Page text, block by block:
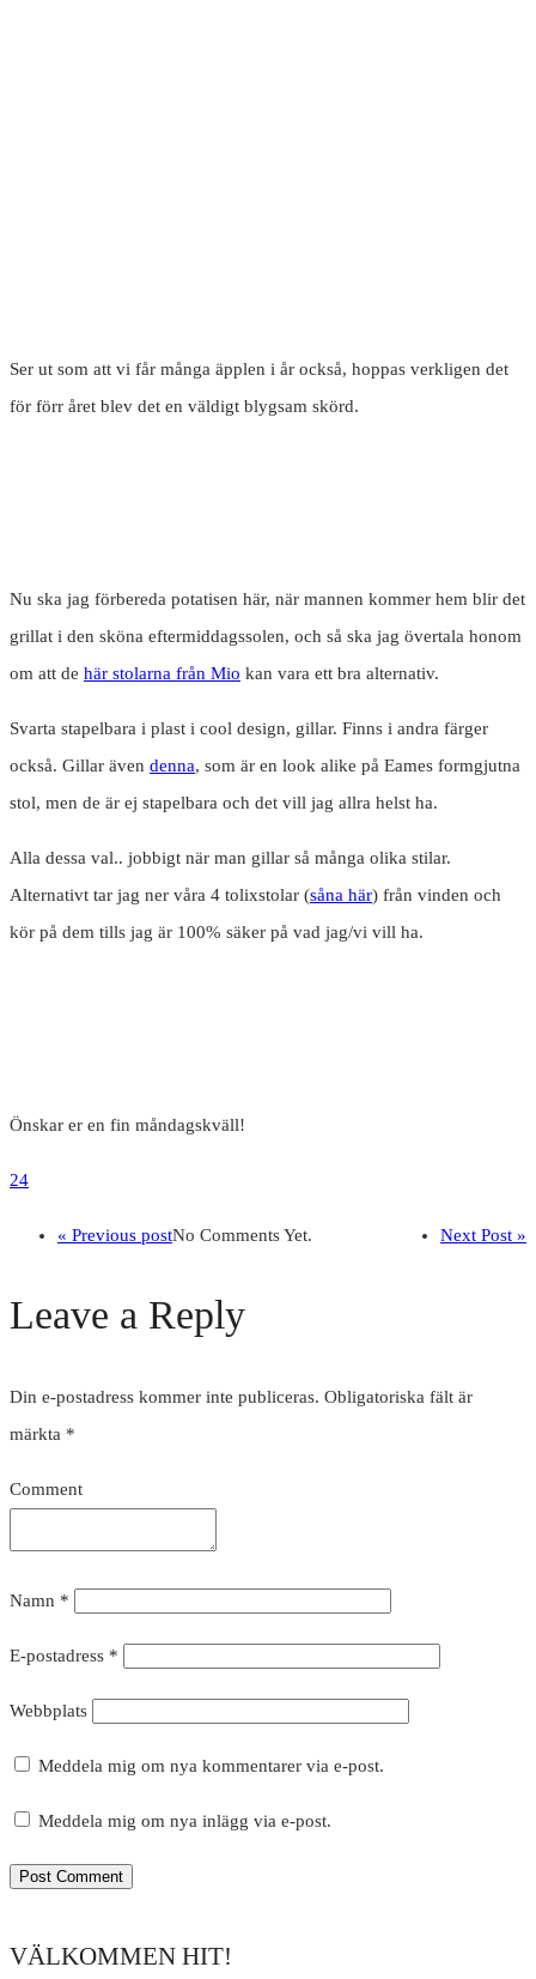
Ser ut som att vi får många äpplen i år också, hoppas verkligen det
för förr året blev det en väldigt blygsam skörd.
Nu ska jag förbereda potatisen här, när mannen kommer hem blir det
grillat i den sköna eftermiddagssolen, och så ska jag övertala honom
om att de här stolarna från Mio kan vara ett bra alternativ.
Svarta stapelbara i plast i cool design, gillar. Finns i andra färger
också. Gillar även denna, som är en look alike på Eames formgjutna
stol, men de är ej stapelbara och det vill jag allra helst ha.
Alla dessa val.. jobbigt när man gillar så många olika stilar.
Alternativt tar jag ner våra 4 tolixstolar (såna här) från vinden och
kör på dem tills jag är 100% säker på vad jag/vi vill ha.
Önskar er en fin måndagskväll!
24
« Previous post Next Post »
No Comments Yet.
Leave a Reply
Din e-postadress kommer inte publiceras. Obligatoriska fält är
märkta *
Comment
Namn *
E-postadress *
Webbplats
Meddela mig om nya kommentarer via e-post.
Meddela mig om nya inlägg via e-post.
VÄLKOMMEN HIT!